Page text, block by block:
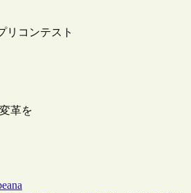
リコンテスト
革を